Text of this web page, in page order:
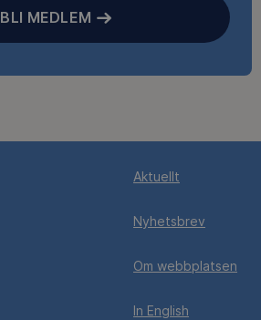
BLI MEDLEM
Aktuellt
Nyhetsbrev
Om webbplatsen
In English